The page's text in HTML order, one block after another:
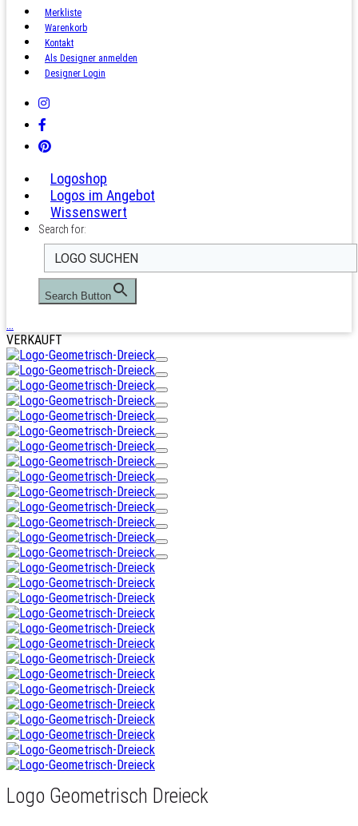
Merkliste
Warenkorb
Kontakt
Als Designer anmelden
Designer Login
Logoshop
Logos im Angebot
Wissenswert
Search for:
Search Button
…
VERKAUFT
Logo Geometrisch Dreieck